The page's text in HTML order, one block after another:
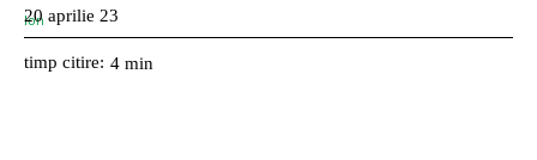
20 aprilie 23
timp citire: 4 min